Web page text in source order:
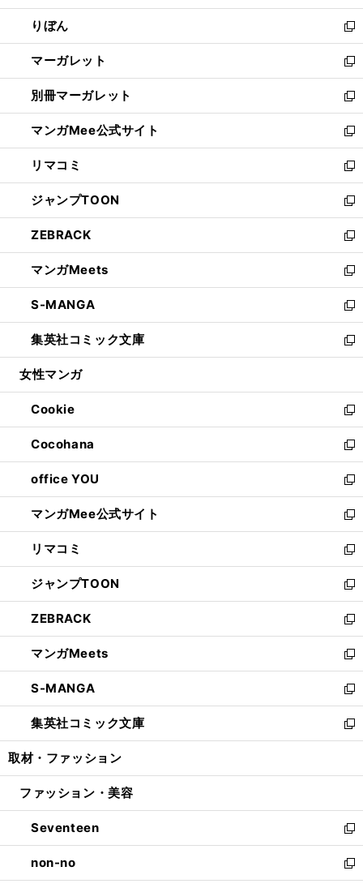
開
く
ウ
で
開
く
ン
ド
ウ
で
開
く
ウ
ィ
ン
ド
ウ
で
開
く
りぼん
新
し
い
ウ
ィ
ン
ド
ウ
で
開
く
マーガレット
新
し
い
ウ
ィ
ン
ド
ウ
で
開
く
別冊マーガレット
新
し
い
ウ
ィ
ン
ド
ウ
で
開
く
マンガMee公式サイト
新
し
い
ウ
ィ
ン
ド
ウ
で
開
く
リマコミ
新
し
い
ウ
ィ
ン
ド
ウ
で
開
く
ジャンプTOON
新
し
い
ウ
ィ
ン
ド
ウ
で
開
ZEBRACK
新
し
い
ウ
ィ
ン
ド
ウ
開
く
マンガMeets
新
し
い
ウ
ィ
ン
ウ
で
開
く
S-MANGA
新
し
い
ウ
ン
ド
ウ
で
開
く
集英社コミック文庫
新
し
ウ
ィ
ン
ド
ウ
で
開
く
女性マンガ
Cookie
新
し
い
ウ
ィ
ン
ド
ウ
で
開
く
Cocohana
新
し
い
ウ
ィ
ン
ド
ウ
で
開
く
office YOU
新
し
い
ウ
ィ
ン
ド
ウ
で
開
く
マンガMee公式サイト
新
し
い
ウ
ィ
ン
ド
ウ
で
開
く
リマコミ
新
し
い
ウ
ィ
ン
ド
ウ
で
開
く
ジャンプTOON
新
し
い
ウ
ィ
ン
ド
ウ
で
開
ZEBRACK
新
し
い
ウ
ィ
ン
ド
ウ
開
マンガMeets
新
し
い
ウ
ィ
ン
ウ
開
く
S-MANGA
新
し
い
ウ
ン
ウ
で
開
く
集英社コミック文庫
新
し
ウ
ン
ド
ウ
で
開
取材・ファッション
ファッション・美容
Seventeen
新
し
い
ウ
non-no
新
し